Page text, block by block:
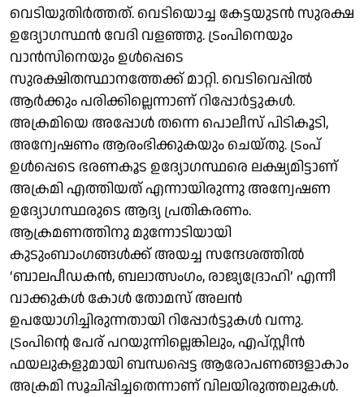
വെടിയുതിര്‍ത്തത്. വെടിയൊച്ച കേട്ടയുടൻ സുരക്ഷ
ഉദ്യോഗസ്ഥൻ വേദി വളഞ്ഞു. ട്രംപിനെയും
വാന്‍സിനെയും ഉള്‍പ്പെടെ
സുരക്ഷിതസ്ഥാനത്തേക്ക് മാറ്റി. വെടിവെപ്പില്‍
ആര്‍ക്കും പരിക്കില്ലെന്നാണ് റിപ്പോര്‍ട്ടുകള്‍.
അക്രമിയെ അപ്പോള്‍ തന്നെ പൊലീസ് പിടികൂടി,
അന്വേഷണം ആരംഭിക്കുകയും ചെയ്തു. ട്രംപ്
ഉള്‍പ്പെടെ ഭരണകൂട ഉദ്യോഗസ്ഥരെ ലക്ഷ്യമിട്ടാണ്
അക്രമി എത്തിയത് എന്നായിരുന്നു അന്വേഷണ
ഉദ്യോഗസ്ഥരുടെ ആദ്യ പ്രതികരണം.
ആക്രമണത്തിനു മുന്നോടിയായി
കുടുംബാംഗങ്ങൾക്ക് അയച്ച സന്ദേശത്തില്‍
‘ബാലപീഡകൻ, ബലാത്സംഗം, രാജ്യദ്രോഹി’ എന്നീ
വാക്കുകൾ കോള്‍ തോമസ് അലന്‍
ഉപയോഗിച്ചിരുന്നതായി റിപ്പോര്‍ട്ടുകള്‍ വന്നു.
ട്രംപിന്റെ പേര് പറയുന്നില്ലെങ്കിലും, എപ്സ്റ്റീൻ
ഫയലുകളുമായി ബന്ധപ്പെട്ട ആരോപണങ്ങളാകാം
അക്രമി സൂചിപ്പിച്ചതെന്നാണ് വിലയിരുത്തലുകള്‍.